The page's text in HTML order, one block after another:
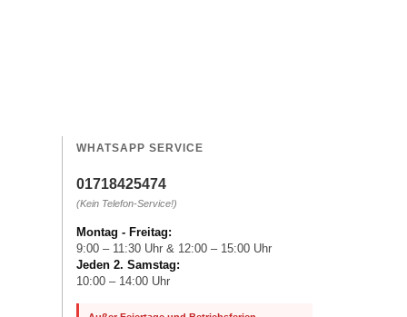
WHATSAPP SERVICE
01718425474
(Kein Telefon-Service!)
Montag - Freitag:
9:00 – 11:30 Uhr & 12:00 – 15:00 Uhr
Jeden 2. Samstag:
10:00 – 14:00 Uhr